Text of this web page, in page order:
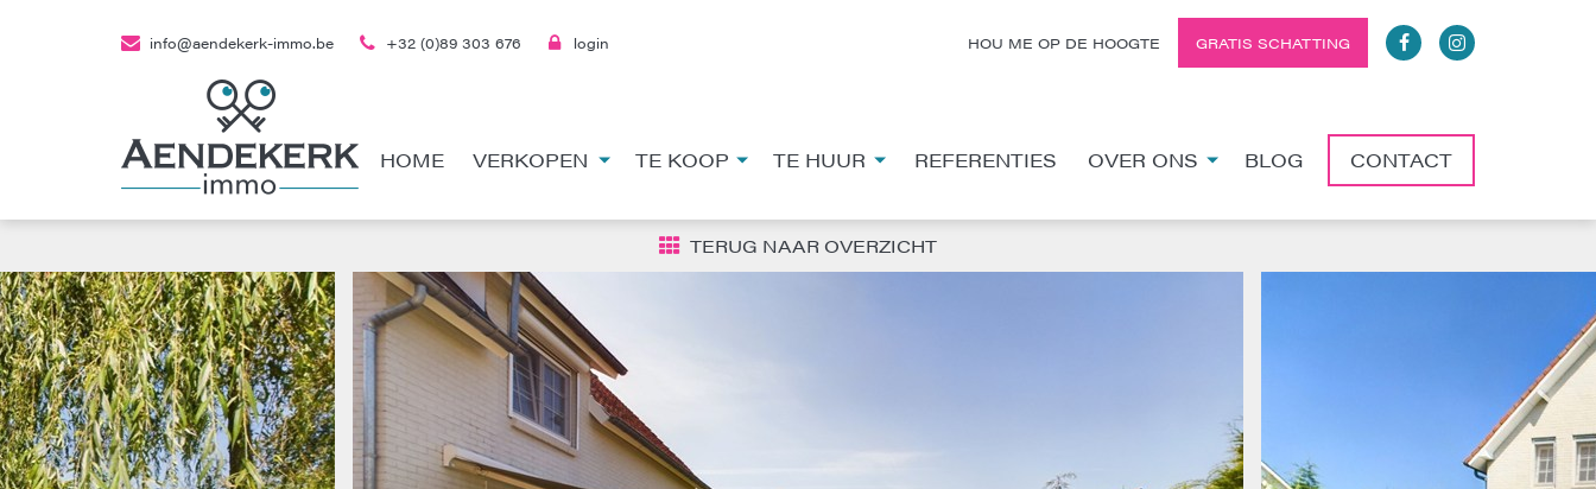
HOME VERKOPEN TE KOOP TE HUUR REFERENTIES OVER ONS BLOG CONTACT
info@aendekerk-immo.be +32 (0)89 303 676 login HOU ME OP DE HOOGTE GRATIS SCHATTING
TERUG NAAR OVERZICHT